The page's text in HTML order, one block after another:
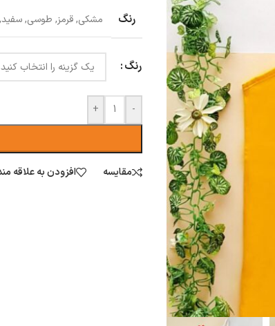
رنگ مشکی,قرمز, طوسی,سفید,
رنگ
-
+
مقایسه افزودن به علاقه